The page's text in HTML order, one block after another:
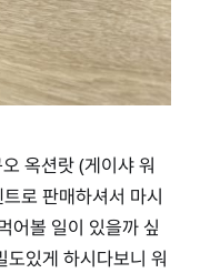
옥션랏 (게이샤 워
로 판매하셔서 마시
어볼 일이 있을까 싶
있게 하시다보니 워